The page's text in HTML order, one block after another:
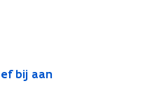
bij aan